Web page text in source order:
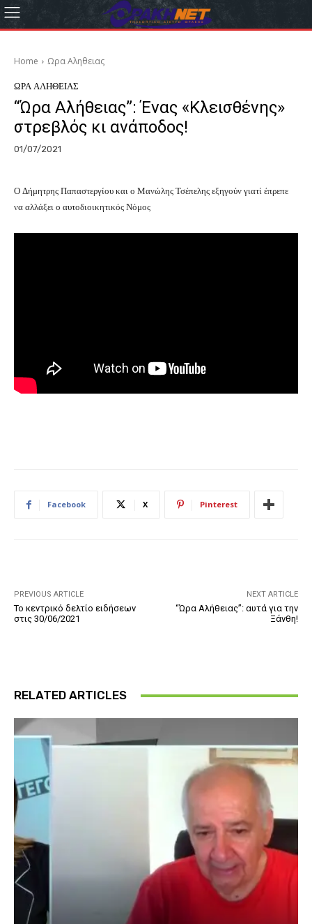
Home Ωρα Αληθειας
ΩΡΑ ΑΛΗΘΕΙΑΣ
“Ώρα Αλήθειας”: Ένας «Κλεισθένης»
στρεβλός κι ανάποδος!
01/07/2021
Ο Δήμητρης Παπαστεργίου και ο Μανώλης Τσέπελης εξηγούν γιατί έπρεπε
να αλλάξει ο αυτοδιοικητικός Νόμος
Facebook X Pinterest
PREVIOUS ARTICLE
Το κεντρικό δελτίο ειδήσεων
στις 30/06/2021
NEXT ARTICLE
“Ώρα Αλήθειας”: αυτά για την
Ξάνθη!
RELATED ARTICLES